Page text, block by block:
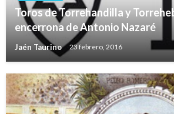
Toros de Torrehandilla y
encerrona de Antonio Nazaré
Jaén Taurino 23 febrero, 2016